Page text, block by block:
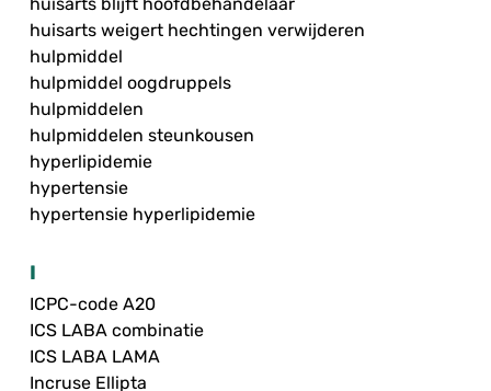
huisarts weigert hechtingen verwijderen
hulpmiddel
hulpmiddel oogdruppels
hulpmiddelen
hulpmiddelen steunkousen
hyperlipidemie
hypertensie
hypertensie hyperlipidemie
I
ICPC-code A20
ICS LABA combinatie
ICS LABA LAMA
Incruse Ellipta